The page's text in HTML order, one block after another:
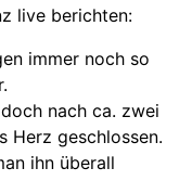
live berichten:
immer noch so
nach ca. zwei
Herz geschlossen.
ihn überall